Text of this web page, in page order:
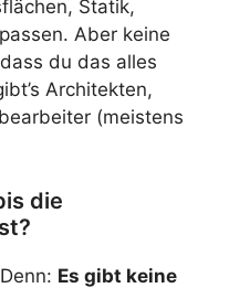
Statik,
Aber keine
du das alles
Architekten,
(meistens
die
Es gibt keine